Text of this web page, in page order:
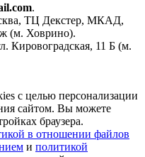
.
, ТЦ Декстер, МКАД,
(м. Ховрино).
Кировоградская, 11 Б (м.
с целью персонализации
сайтом. Вы можете
браузера.
в отношении файлов
и политикой